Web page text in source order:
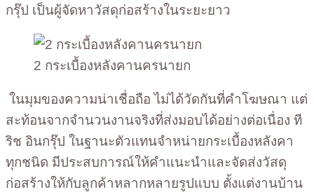
กรุ๊ป เป็นผู้จัดหาวัสดุก่อสร้างในระยะยาว
2 กระเบื้องหลังคานครนายก
ในมุมของความน่าเชื่อถือ ไม่ได้วัดกันที่คำโฆษณา แต่
สะท้อนจากจำนวนงานจริงที่ส่งมอบได้อย่างต่อเนื่อง ที
ริช อินกรุ๊ป ในฐานะตัวแทนจำหน่ายกระเบื้องหลังคา
ทุกชนิด มีประสบการณ์ให้คำแนะนำและจัดส่งวัสดุ
ก่อสร้างให้กับลูกค้าหลากหลายรูปแบบ ตั้งแต่งานบ้าน